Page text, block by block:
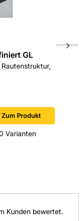
kg
GL
Zum Produkt
Varianten
Kunden bewertet.